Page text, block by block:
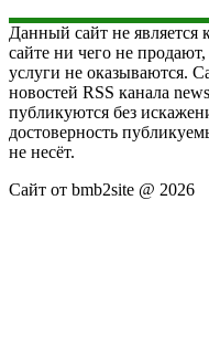
Данный сайт не
сайте ни чего не
услуги не оказываются.
новостей RSS канала
публикуются без
достоверность
не несёт.
Сайт от bmb2site @ 2026